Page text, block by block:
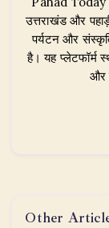
उत्तराखंड और
पर्यटन और
है। यह प्लेटफॉर्म
और
Other